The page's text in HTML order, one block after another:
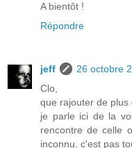
A bientôt !
Répondre
jeff
26 octobre
Clo,
que rajouter de plus
je parle ici de la
rencontre de celle
inconnu, c'est pas